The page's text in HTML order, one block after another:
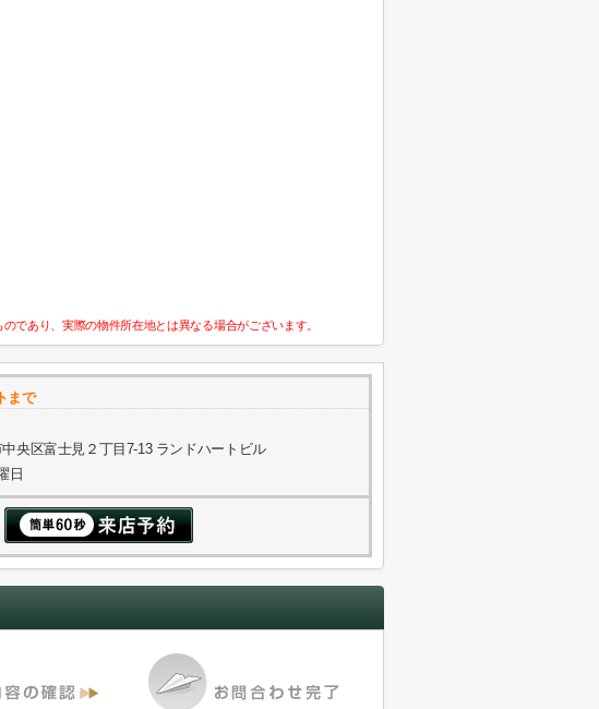
であり、実際の物件所在地とは異なる場合がございます。
まで
央区富士見２丁目7-13 ランドハートビル
日